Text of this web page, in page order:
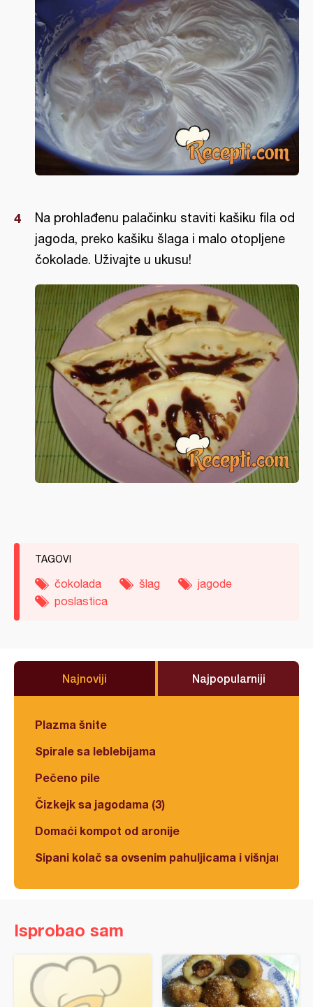
Na prohlađenu palačinku staviti kašiku fila od
jagoda, preko kašiku šlaga i malo otopljene
čokolade. Uživajte u ukusu!
TAGOVI
čokolada šlag
jagode
poslastica
Najnoviji Najpopularniji
Plazma šnite
Spirale sa leblebijama
Pečeno pile
Čizkejk sa jagodama (3)
Domaći kompot od aronije
Sipani kolač sa ovsenim pahuljicama i višnjama
Isprobao sam